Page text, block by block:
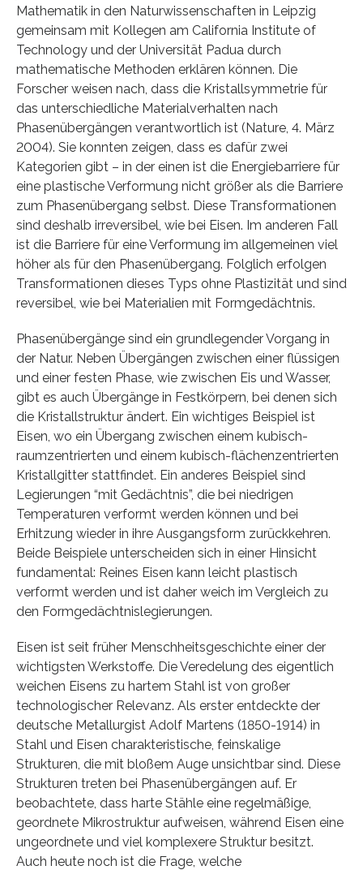
Mathematik in den Naturwissenschaften in Leipzig
gemeinsam mit Kollegen am California Institute of
Technology und der Universität Padua durch
mathematische Methoden erklären können. Die
Forscher weisen nach, dass die Kristallsymmetrie für
das unterschiedliche Materialverhalten nach
Phasenübergängen verantwortlich ist (Nature, 4. März
2004). Sie konnten zeigen, dass es dafür zwei
Kategorien gibt – in der einen ist die Energiebarriere für
eine plastische Verformung nicht größer als die Barriere
zum Phasenübergang selbst. Diese Transformationen
sind deshalb irreversibel, wie bei Eisen. Im anderen Fall
ist die Barriere für eine Verformung im allgemeinen viel
höher als für den Phasenübergang. Folglich erfolgen
Transformationen dieses Typs ohne Plastizität und sind
reversibel, wie bei Materialien mit Formgedächtnis.
Phasenübergänge sind ein grundlegender Vorgang in
der Natur. Neben Übergängen zwischen einer flüssigen
und einer festen Phase, wie zwischen Eis und Wasser,
gibt es auch Übergänge in Festkörpern, bei denen sich
die Kristallstruktur ändert. Ein wichtiges Beispiel ist
Eisen, wo ein Übergang zwischen einem kubisch-
raumzentrierten und einem kubisch-flächenzentrierten
Kristallgitter stattfindet. Ein anderes Beispiel sind
Legierungen “mit Gedächtnis”, die bei niedrigen
Temperaturen verformt werden können und bei
Erhitzung wieder in ihre Ausgangsform zurückkehren.
Beide Beispiele unterscheiden sich in einer Hinsicht
fundamental: Reines Eisen kann leicht plastisch
verformt werden und ist daher weich im Vergleich zu
den Formgedächtnislegierungen.
Eisen ist seit früher Menschheitsgeschichte einer der
wichtigsten Werkstoffe. Die Veredelung des eigentlich
weichen Eisens zu hartem Stahl ist von großer
technologischer Relevanz. Als erster entdeckte der
deutsche Metallurgist Adolf Martens (1850-1914) in
Stahl und Eisen charakteristische, feinskalige
Strukturen, die mit bloßem Auge unsichtbar sind. Diese
Strukturen treten bei Phasenübergängen auf. Er
beobachtete, dass harte Stähle eine regelmäßige,
geordnete Mikrostruktur aufweisen, während Eisen eine
ungeordnete und viel komplexere Struktur besitzt.
Auch heute noch ist die Frage, welche